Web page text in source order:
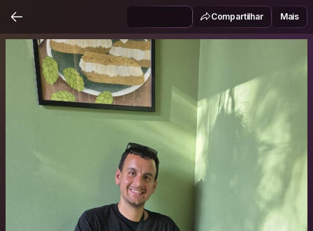
Compartilhar Mais